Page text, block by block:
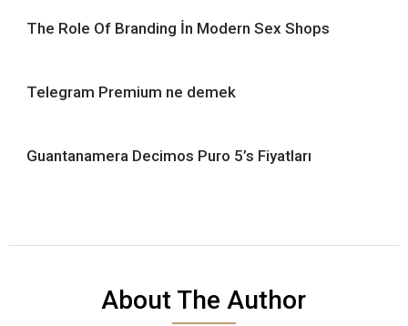
The Role Of Branding İn Modern Sex Shops
Telegram Premium ne demek
Guantanamera Decimos Puro 5’s Fiyatları
About The Author